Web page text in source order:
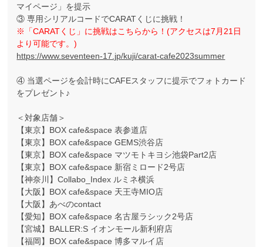
マイページ」を提示
③ 専用シリアルコードでCARATくじに挑戦！
※「CARATくじ」に挑戦はこちらから！(アクセスは7月21日
より可能です。)
https://www.seventeen-17.jp/kuji/carat-cafe2023summer
④ 当選ページを会計時にCAFEスタッフに提示でフォトカード
をプレゼント♪
＜対象店舗＞
【東京】BOX cafe&space 表参道店
【東京】BOX cafe&space GEMS渋谷店
【東京】BOX cafe&space マツモトキヨシ池袋Part2店
【東京】BOX cafe&space 新宿ミロード2号店
【神奈川】Collabo_Index ルミネ横浜
【大阪】BOX cafe&space 天王寺MIO店
【大阪】あべのcontact
【愛知】BOX cafe&space 名古屋ラシック2号店
【宮城】BALLER:S イオンモール新利府店
【福岡】BOX cafe&space 博多マルイ店